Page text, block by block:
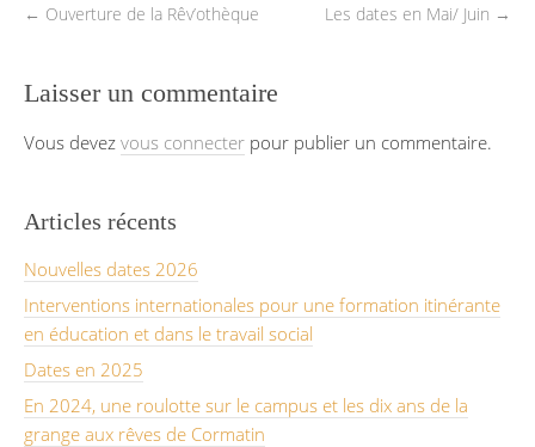
← Ouverture de la Rêv’othèque Les dates en Mai/ Juin →
Laisser un commentaire
Vous devez vous connecter pour publier un commentaire.
Articles récents
Nouvelles dates 2026
Interventions internationales pour une formation itinérante
en éducation et dans le travail social
Dates en 2025
En 2024, une roulotte sur le campus et les dix ans de la
grange aux rêves de Cormatin